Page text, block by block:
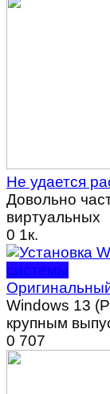
Не удается
Довольно
виртуальных
0 1к.
системы
Windows 13
крупным
0 707